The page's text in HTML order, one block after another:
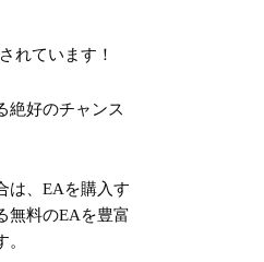
れています！
絶好のチャンス
は、EAを購入す
無料のEAを豊富